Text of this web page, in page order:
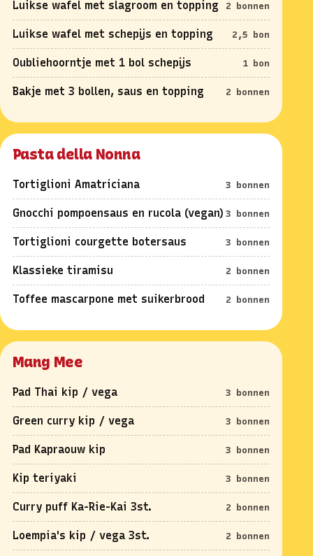
Luikse wafel met slagroom en topping 2 bonnen
Luikse wafel met schepijs en topping 2,5 bon
Oubliehoorntje met 1 bol schepijs 1 bon
Bakje met 3 bollen, saus en topping 2 bonnen
Pasta della Nonna
Tortiglioni Amatriciana 3 bonnen
Gnocchi pompoensaus en rucola (vegan) 3 bonnen
Tortiglioni courgette botersaus 3 bonnen
Klassieke tiramisu 2 bonnen
Toffee mascarpone met suikerbrood 2 bonnen
Mang Mee
Pad Thai kip / vega 3 bonnen
Green curry kip / vega 3 bonnen
Pad Kapraouw kip 3 bonnen
Kip teriyaki 3 bonnen
Curry puff Ka-Rie-Kai 3st. 2 bonnen
Loempia's kip / vega 3st. 2 bonnen